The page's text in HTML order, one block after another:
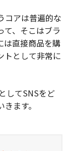
コアは普遍的な
て、そこはブラ
は直接商品を購
トとして非常に
してSNSをど
ます。